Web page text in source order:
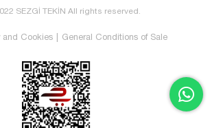
SEZGİ TEKİN All rights reserved.
and Cookies General Conditions of Sale